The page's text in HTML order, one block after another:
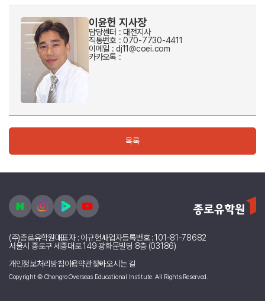
이윤헌 지사장
담당센터 : 대전지사
직통번호 : 070-7730-4411
이메일 : dj11@coei.com
카카오톡 :
목록
(주)종로유학원대표자 : 이규헌사업자등록번호 : 101-81-78682
서울시 종로구 세종대로 149 광화문빌딩 8층 (03186)
개인정보처리방침이용약관찾아오시는 길
Copyright © Chongro Overseas Educational Institute. All Rights Reserved.